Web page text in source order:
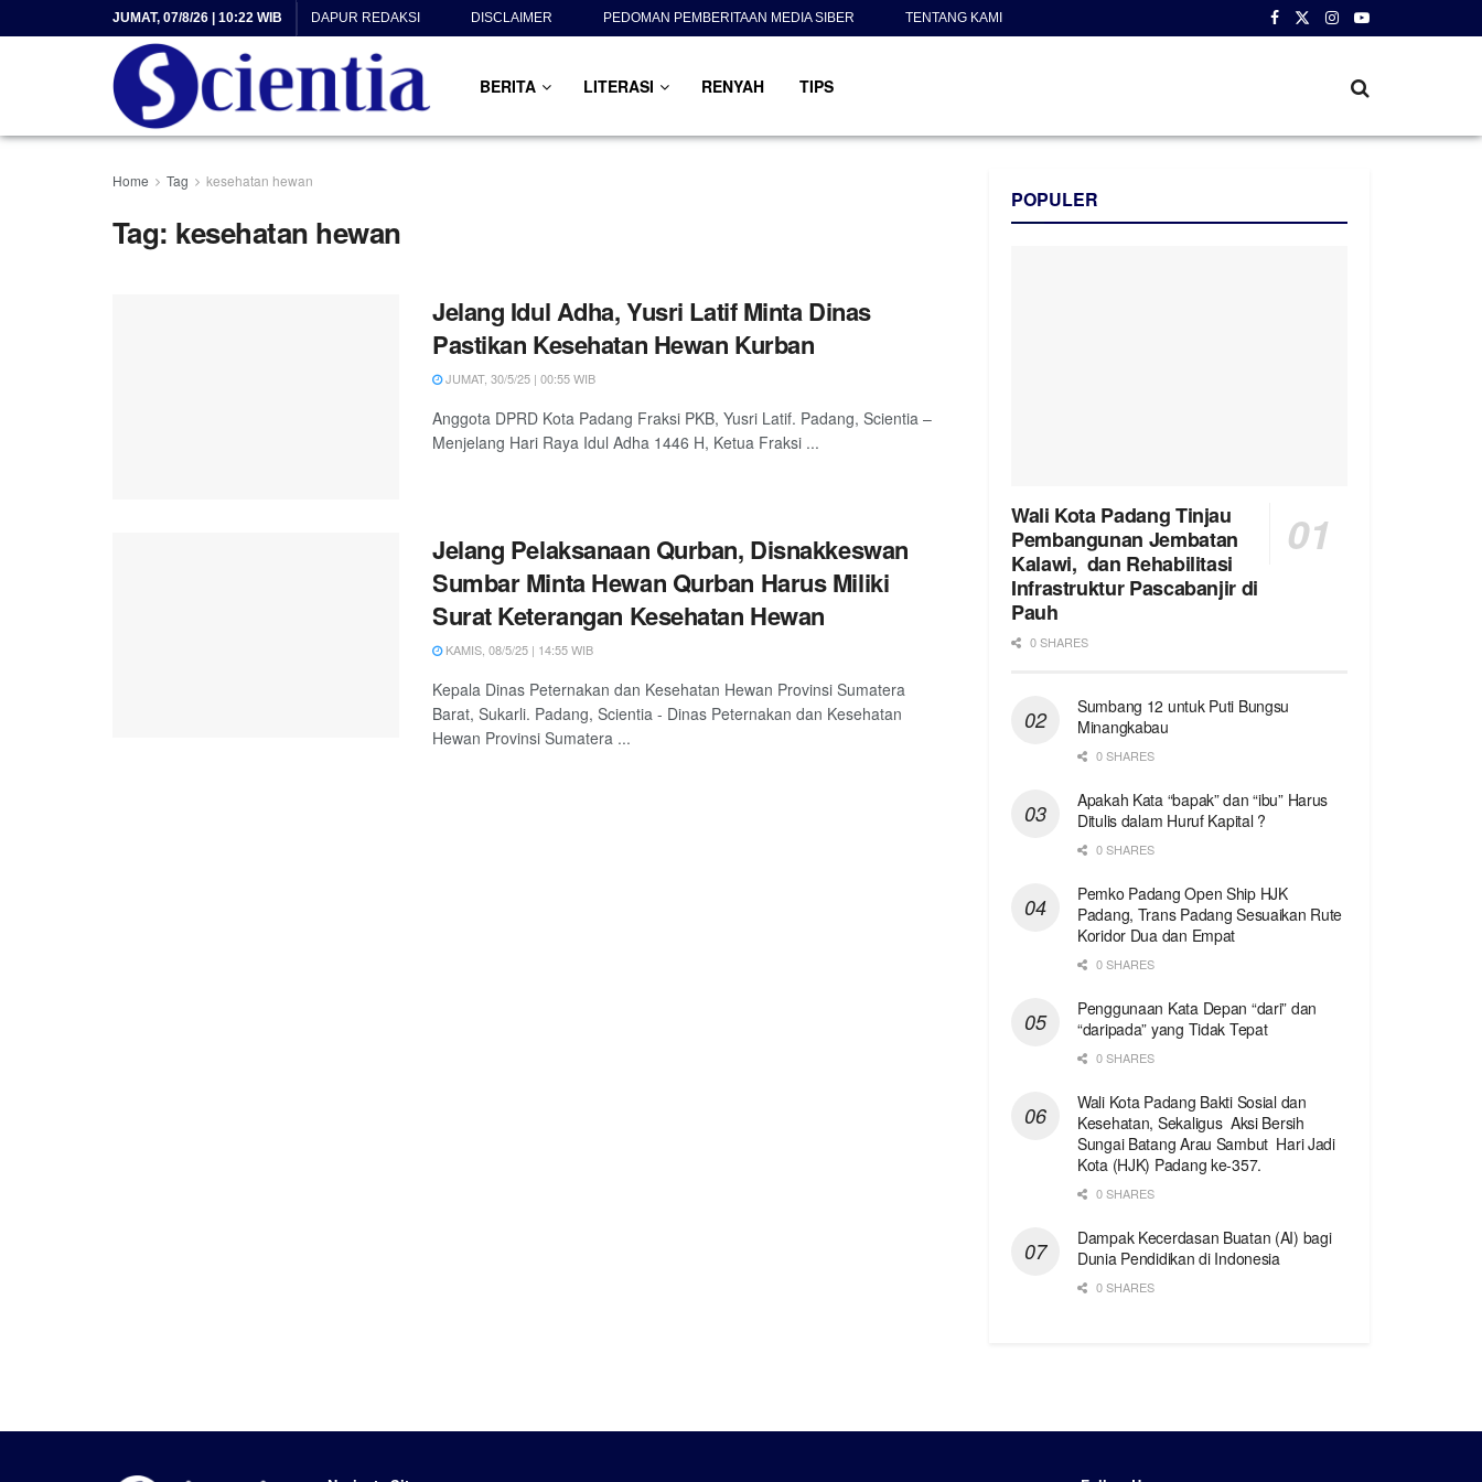
JUMAT, 07/8/26 | 10:22 WIB DAPUR REDAKSI DISCLAIMER PEDOMAN PEMBERITAAN MEDIA SIBER TENTANG KAMI
BERITA LITERASI RENYAH TIPS
Home Tag kesehatan hewan
Tag: kesehatan hewan
Jelang Idul Adha, Yusri Latif Minta Dinas
Pastikan Kesehatan Hewan Kurban
JUMAT, 30/5/25 | 00:55 WIB
Anggota DPRD Kota Padang Fraksi PKB, Yusri Latif. Padang, Scientia –
Menjelang Hari Raya Idul Adha 1446 H, Ketua Fraksi ...
Jelang Pelaksanaan Qurban, Disnakkeswan
Sumbar Minta Hewan Qurban Harus Miliki
Surat Keterangan Kesehatan Hewan
KAMIS, 08/5/25 | 14:55 WIB
Kepala Dinas Peternakan dan Kesehatan Hewan Provinsi Sumatera
Barat, Sukarli. Padang, Scientia - Dinas Peternakan dan Kesehatan
Hewan Provinsi Sumatera ...
POPULER
Wali Kota Padang Tinjau
Pembangunan Jembatan
Kalawi, dan Rehabilitasi
Infrastruktur Pascabanjir di
Pauh
0 SHARES
Sumbang 12 untuk Puti Bungsu
Minangkabau
0 SHARES
Apakah Kata “bapak” dan “ibu” Harus
Ditulis dalam Huruf Kapital ?
0 SHARES
Pemko Padang Open Ship HJK
Padang, Trans Padang Sesuaikan Rute
Koridor Dua dan Empat
0 SHARES
Penggunaan Kata Depan “dari” dan
“daripada” yang Tidak Tepat
0 SHARES
Wali Kota Padang Bakti Sosial dan
Kesehatan, Sekaligus Aksi Bersih
Sungai Batang Arau Sambut Hari Jadi
Kota (HJK) Padang ke-357.
0 SHARES
Dampak Kecerdasan Buatan (AI) bagi
Dunia Pendidikan di Indonesia
0 SHARES